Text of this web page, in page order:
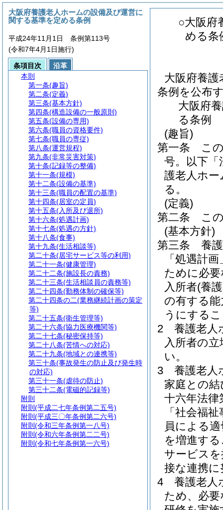
○大阪府
める条
大阪府養
条例を公布
大阪府
る条例
(趣旨)
第一条
こ
号。以下「
護老人ホ
る。
(定義)
第二条
こ
(基本方針)
第三条
養
「処遇計
ために必
入所者(養
の有する
うにする
2
養護老人
入所者の
い。
3
養護老人
家庭との
十六年法律
「社会福
員による
を増進す
サービス
接な連携
4
養護老人
ため、必
大阪府養護老人ホームの設備及び運営に
関する基準を定める条例
平成24年11月1日 条例第113号
(令和7年4月1日施行)
条項目次
沿革
本則
第一条(趣旨)
第二条(定義)
第三条(基本方針)
第四条(構造設備の一般原則)
第五条(設備の専用)
第六条(職員の資格要件)
第七条(職員の専従)
第八条(運営規程)
第九条(非常災害対策)
第十条(記録等の整備)
第十一条(規模)
第十二条(設備の基準)
第十三条(職員の配置の基準)
第十四条(居室の定員)
第十五条(入所及び退所)
第十六条(処遇計画)
第十七条(処遇の方針)
第十八条(食事)
第十九条(生活相談等)
第二十条(居宅サービス等の利用)
第二十一条(健康管理)
第二十二条(施設長の責務)
第二十三条(生活相談員の責務等)
第二十四条(勤務体制の確保等)
第二十四条の二(業務継続計画の策定
等)
第二十五条(衛生管理等)
第二十六条(協力医療機関等)
第二十七条(秘密保持等)
第二十八条(苦情への対応)
第二十九条(地域との連携等)
第三十条(事故発生の防止及び発生時
の対応)
第三十一条(虐待の防止)
第三十二条(電磁的記録等)
附則
附則 (平成二七年条例第二五号)
附則 (平成三〇年条例第二六号)
附則 (令和三年条例第一八号)
附則 (令和六年条例第二二号)
附則 (令和七年条例第一六号)